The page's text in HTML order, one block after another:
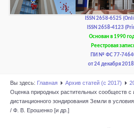
РЕДАКЦИОННАЯISSN 2658-6525
ISSN 2658-4123
Основан в 1990
Реестровая
ПИ № ФС 77-
от 24 декабря 2018
Вы здесь: Главная Архив статей (с 2017)
Оценка природных растительных сообществ с
дистанционного зондирования Земли в
/ Ф. В. Ерошенко [и др.]